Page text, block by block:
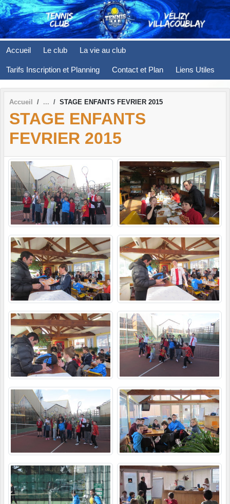
Accueil Le club La vie au club
Tarifs Inscription et Planning Contact et Plan Liens Utiles
Accueil STAGE ENFANTS FEVRIER 2015
STAGE ENFANTS
FEVRIER 2015
Panneau de gestion des cookies